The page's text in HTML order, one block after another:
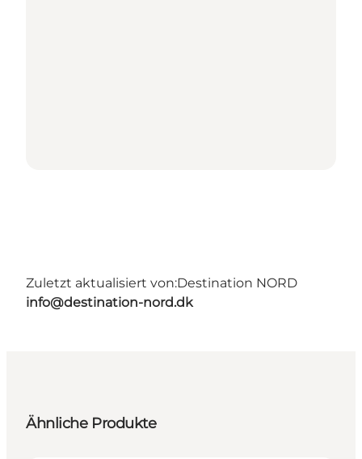
Zuletzt aktualisiert von:Destination NORD
info@destination-nord.dk
Ähnliche Produkte